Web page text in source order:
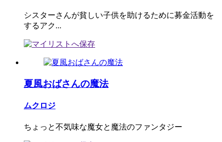
シスターさんが貧しい子供を助けるために募金活動を
するアク...
夏風おばさんの魔法
ムクロジ
ちょっと不気味な魔女と魔法のファンタジー